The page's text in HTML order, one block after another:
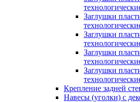
Заглушки
Заглушки
Заглушки
Заглушки
Крепление задней
Навесы (уголки) с